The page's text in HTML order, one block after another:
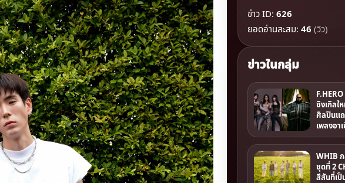
ข่าว ID: 626
ยอดอ่านสะสม: 46 (วิว)
ข่าวในกลุ่ม
ซิงเกิลใ
ศิลปินแ
เพลงอา
WHIB
ชุดที่ 2
สีสันที่เ